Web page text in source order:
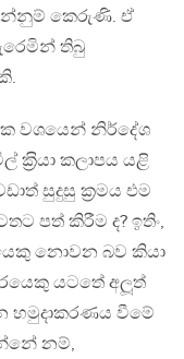
කෙරුණි. ඒ
තිබු
වශයෙන් නිර්දේශ
ක‍්‍රියා කලාපය යළි
සුදුසු ක‍්‍රමය එම
පත් කිරීම ද? ඉතිං,
නොවන බව කියා
යටතේ අලූත්
හමුදාකරණය වීමේ
නම්,